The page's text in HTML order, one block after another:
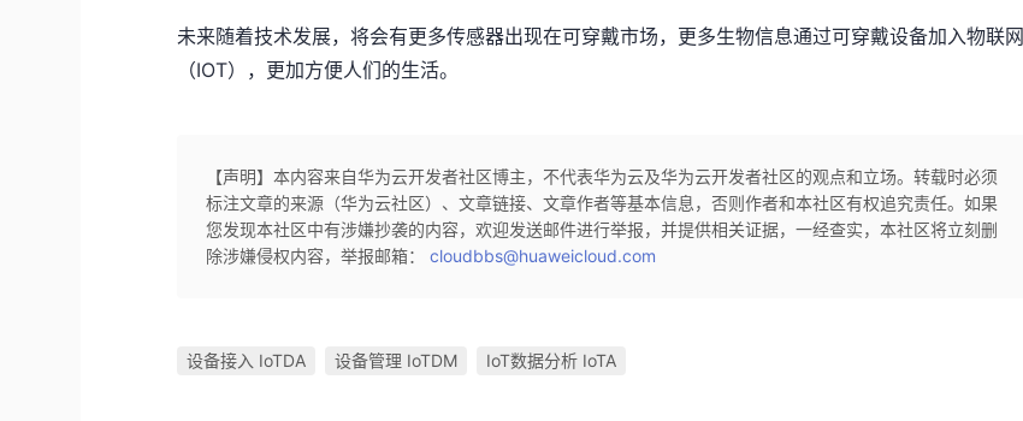
未来随着技术发展，将会有更多传感器出现在可穿戴市场，更多生物信息通过可穿戴设备加入物联网
（IOT），更加方便人们的生活。
【声明】本内容来自华为云开发者社区博主，不代表华为云及华为云开发者社区的观点和立场。转载时必须
标注文章的来源（华为云社区）、文章链接、文章作者等基本信息，否则作者和本社区有权追究责任。如果
您发现本社区中有涉嫌抄袭的内容，欢迎发送邮件进行举报，并提供相关证据，一经查实，本社区将立刻删
除涉嫌侵权内容，举报邮箱：cloudbbs@huaweicloud.com
设备接入 IoTDA 设备管理 IoTDM IoT数据分析 IoTA